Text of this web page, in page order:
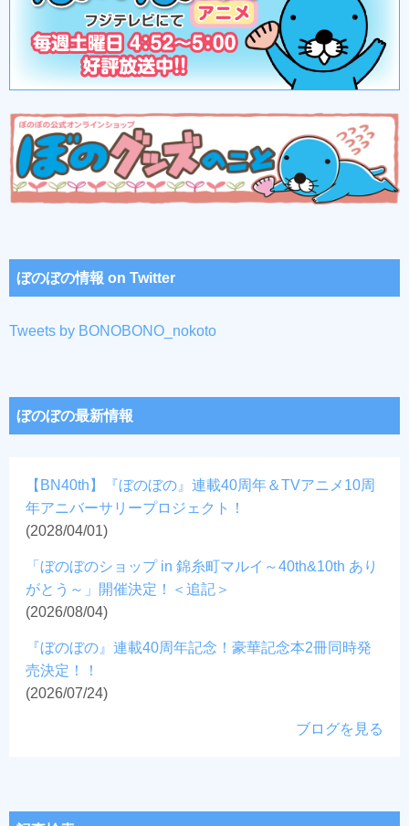
ぼのぼの情報 on Twitter
Tweets by BONOBONO_nokoto
ぼのぼの最新情報
【BN40th】『ぼのぼの』連載40周年＆TVアニメ10周
年アニバーサリープロジェクト！
(2028/04/01)
「ぼのぼのショップ in 錦糸町マルイ～40th&10th あり
がとう～」開催決定！＜追記＞
(2026/08/04)
『ぼのぼの』連載40周年記念！豪華記念本2冊同時発
売決定！！
(2026/07/24)
ブログを見る